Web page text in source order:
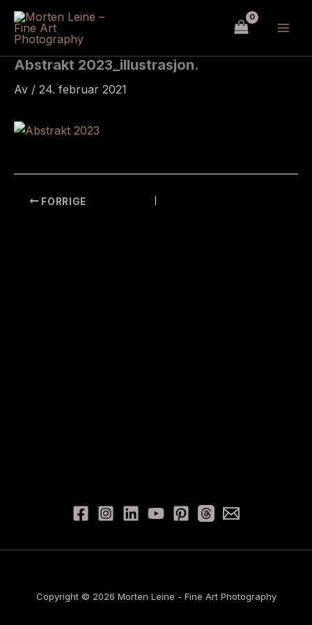
Hopp
rett
innholdet
Abstrakt 2023_illustrasjon.
Av / 24. februar 2021
FORRIGE
Copyright © 2026 Morten Leine - Fine Art Photography